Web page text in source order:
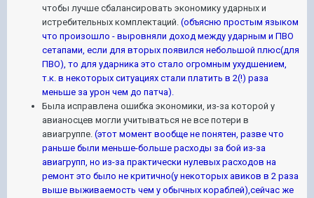
чтобы лучше сбалансировать экономику ударных и
истребительных комплектаций. (объясню простым языком
что произошло - выровняли доход между ударным и ПВО
сетапами, если для вторых появился небольшой плюс(для
ПВО), то для ударника это стало огромным ухудшением,
т.к. в некоторых ситуациях стали платить в 2(!) раза
меньше за урон чем до патча).
Была исправлена ошибка экономики, из-за которой у
авианосцев могли учитываться не все потери в
авиагруппе. (этот момент вообще не понятен, разве что
раньше были меньше-больше расходы за бой из-за
авиагрупп, но из-за практически нулевых расходов на
ремонт это было не критично(у некоторых авиков в 2 раза
выше выживаемость чем у обычных кораблей),сейчас же